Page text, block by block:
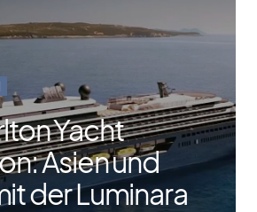
Yacht
Asien und
der Luminara